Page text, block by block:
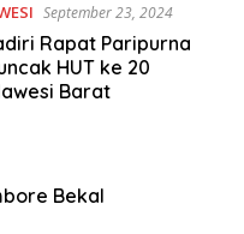
September 23, 2024
Rapat Paripurna
HUT ke 20
Barat
Bekal